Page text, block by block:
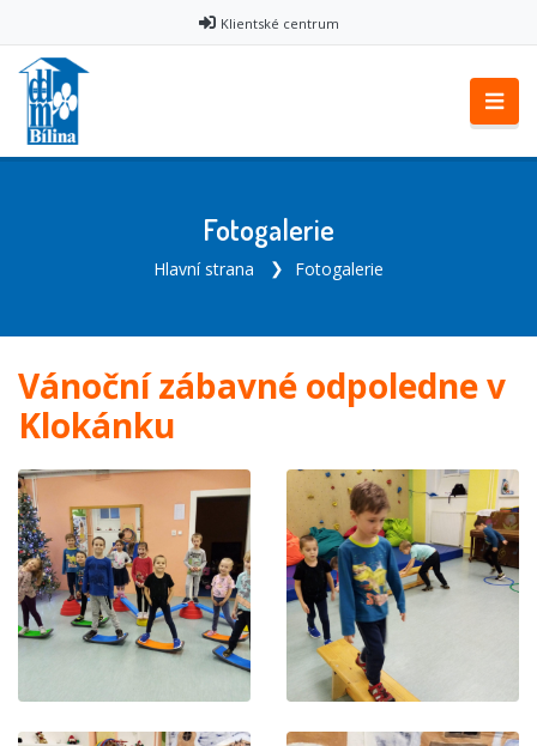
Klientské centrum
Fotogalerie
Hlavní strana Fotogalerie
Vánoční zábavné odpoledne v
Klokánku